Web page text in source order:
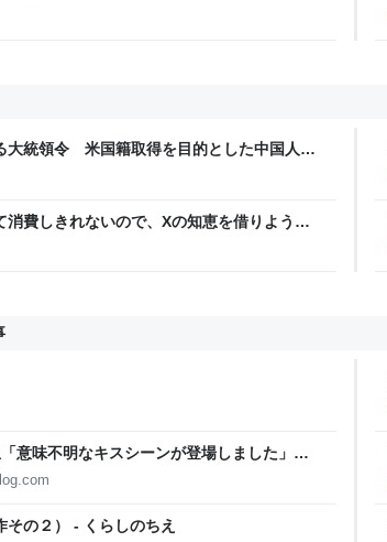
大統領令 米国籍取得を目的とした中国人ら
費しきれないので、Xの知恵を借りようと
ることにした
意味不明なキスシーンが登場しました」感
ブログ。
の２） - くらしのちえ